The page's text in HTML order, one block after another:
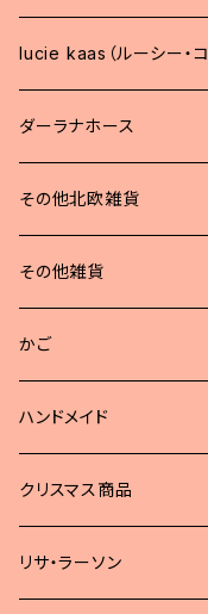
lucie kaas（ルーシー・コ
ダーラナホース
その他北欧雑貨
その他雑貨
かご
ハンドメイド
どうぶつブローチ
クリスマス商品
リサ・ラーソン